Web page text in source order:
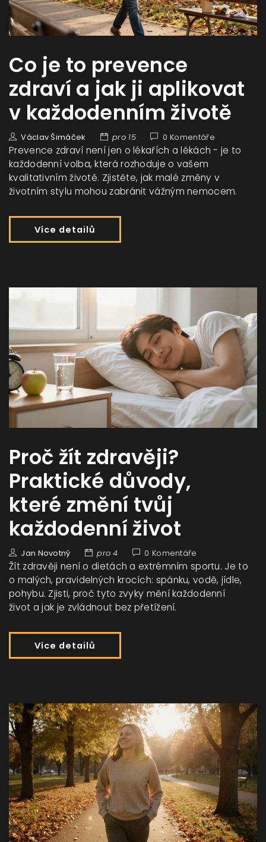
Co je to prevence
zdraví a jak ji aplikovat
v každodenním životě
Václav Šimáček pro 15 0 Komentáře
Prevence zdraví není jen o lékařích a lékách - je to
každodenní volba, která rozhoduje o vašem
kvalitativním životě. Zjistěte, jak malé změny v
životním stylu mohou zabránit vážným nemocem.
Více detailů
Proč žít zdravěji?
Praktické důvody,
které změní tvůj
každodenní život
Jan Novotný pro 4 0 Komentáře
Žít zdravěji není o dietách a extrémním sportu. Je to
o malých, pravidelných krocích: spánku, vodě, jídle,
pohybu. Zjisti, proč tyto zvyky mění každodenní
život a jak je zvládnout bez přetížení.
Více detailů